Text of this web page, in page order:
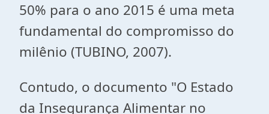
50% para o ano 2015 é uma meta
fundamental do compromisso do
milênio (TUBINO, 2007).
Contudo, o documento "O Estado
da Insegurança Alimentar no